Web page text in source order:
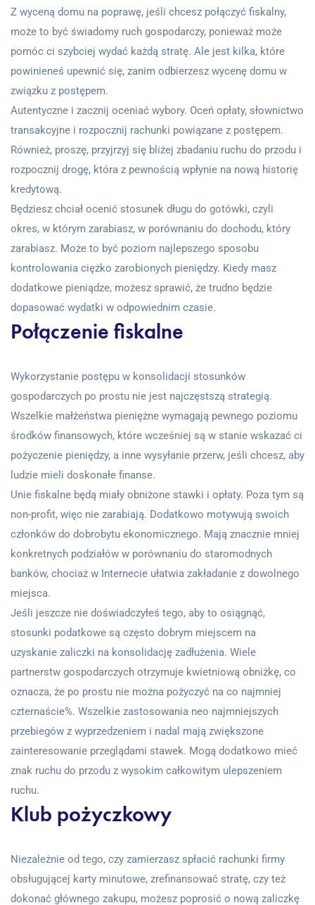
Z wyceną domu na poprawę, jeśli chcesz połączyć fiskalny,
może to być świadomy ruch gospodarczy, ponieważ może
pomóc ci szybciej wydać każdą stratę. Ale jest kilka, które
powinieneś upewnić się, zanim odbierzesz wycenę domu w
związku z postępem.
Autentyczne i zacznij oceniać wybory. Oceń opłaty, słownictwo
transakcyjne i rozpocznij rachunki powiązane z postępem.
Również, proszę, przyjrzyj się bliżej zbadaniu ruchu do przodu i
rozpocznij drogę, która z pewnością wpłynie na nową historię
kredytową.
Będziesz chciał ocenić stosunek długu do gotówki, czyli
okres, w którym zarabiasz, w porównaniu do dochodu, który
zarabiasz. Może to być poziom najlepszego sposobu
kontrolowania ciężko zarobionych pieniędzy. Kiedy masz
dodatkowe pieniądze, możesz sprawić, że trudno będzie
dopasować wydatki w odpowiednim czasie.
Połączenie fiskalne
Wykorzystanie postępu w konsolidacji stosunków
gospodarczych po prostu nie jest najczęstszą strategią.
Wszelkie małżeństwa pieniężne wymagają pewnego poziomu
środków finansowych, które wcześniej są w stanie wskazać ci
pożyczenie pieniędzy, a inne wysyłanie przerw, jeśli chcesz, aby
ludzie mieli doskonałe finanse.
Unie fiskalne będą miały obniżone stawki i opłaty. Poza tym są
non-profit, więc nie zarabiają. Dodatkowo motywują swoich
członków do dobrobytu ekonomicznego. Mają znacznie mniej
konkretnych podziałów w porównaniu do staromodnych
banków, chociaż w Internecie ułatwia zakładanie z dowolnego
miejsca.
Jeśli jeszcze nie doświadczyłeś tego, aby to osiągnąć,
stosunki podatkowe są często dobrym miejscem na
uzyskanie zaliczki na konsolidację zadłużenia. Wiele
partnerstw gospodarczych otrzymuje kwietniową obniżkę, co
oznacza, że ​​po prostu nie można pożyczyć na co najmniej
czternaście%. Wszelkie zastosowania neo najmniejszych
przebiegów z wyprzedzeniem i nadal mają zwiększone
zainteresowanie przeglądami stawek. Mogą dodatkowo mieć
znak ruchu do przodu z wysokim całkowitym ulepszeniem
ruchu.
Klub pożyczkowy
Niezależnie od tego, czy zamierzasz spłacić rachunki firmy
obsługującej karty minutowe, zrefinansować stratę, czy też
dokonać głównego zakupu, możesz poprosić o nową zaliczkę